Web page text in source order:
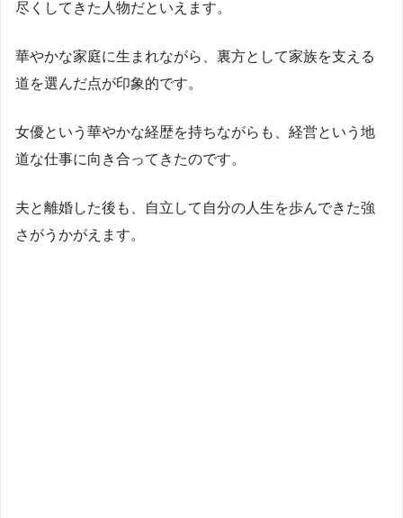
尽くしてきた人物だといえます。
華やかな家庭に生まれながら、裏方として家族を支える
道を選んだ点が印象的です。
女優という華やかな経歴を持ちながらも、経営という地
道な仕事に向き合ってきたのです。
夫と離婚した後も、自立して自分の人生を歩んできた強
さがうかがえます。